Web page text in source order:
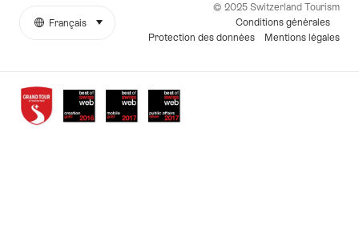
Awards
More
© 2025 Switzerland Tourism
Conditions générales
Protection des données
Mentions légales
Langue
Français sélectionner (cliquer pour afficher)